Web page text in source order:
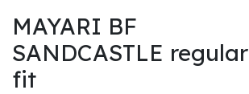
MAYARI BF
SANDCASTLE regular
fit